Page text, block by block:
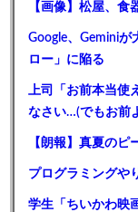
【画像】松屋、食
Google、Geminiが
ロー」に陥る
上司「お前本当使
なさい…(でもお前
【朗報】真夏のピ
プログラミングや
学生「ちいかわ映